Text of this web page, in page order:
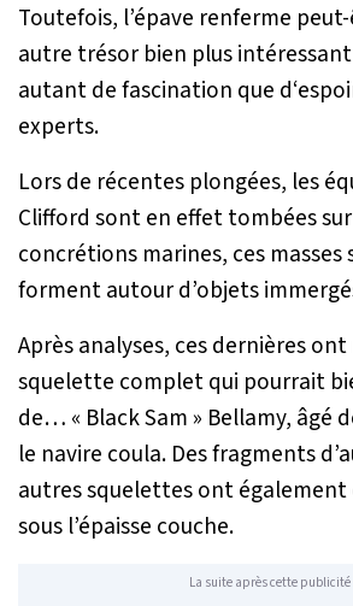
Toutefois, l’épave renferme
autre trésor bien plus
autant de fascination que
experts.
Lors de récentes plongées, les
Clifford sont en effet tombées
concrétions marines, ces masses
forment autour d’objets
Après analyses, ces dernières
squelette complet qui pourrait
de… « Black Sam » Bellamy, âgé
le navire coula. Des fragments
autres squelettes ont également
sous l’épaisse couche.
La suite après cette publicité